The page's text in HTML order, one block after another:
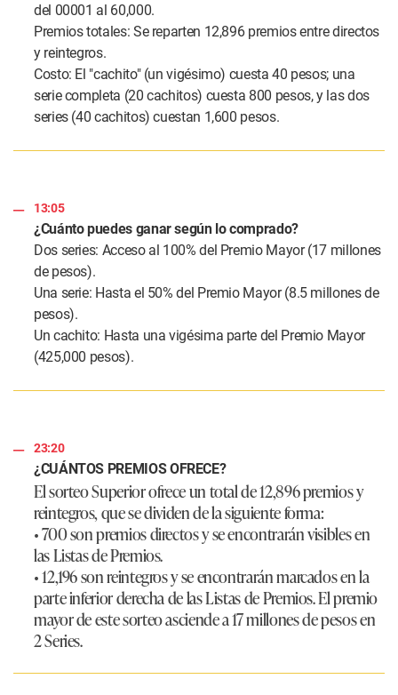
del 00001 al 60,000.
Premios totales: Se reparten 12,896 premios entre directos
y reintegros.
Costo: El "cachito" (un vigésimo) cuesta 40 pesos; una
serie completa (20 cachitos) cuesta 800 pesos, y las dos
series (40 cachitos) cuestan 1,600 pesos.
13:05
¿Cuánto puedes ganar según lo comprado?
Dos series: Acceso al 100% del Premio Mayor (17 millones
de pesos).
Una serie: Hasta el 50% del Premio Mayor (8.5 millones de
pesos).
Un cachito: Hasta una vigésima parte del Premio Mayor
(425,000 pesos).
23:20
¿CUÁNTOS PREMIOS OFRECE?
El sorteo Superior ofrece un total de 12,896 premios y
reintegros, que se dividen de la siguiente forma:
• 700 son premios directos y se encontrarán visibles en
las Listas de Premios.
• 12,196 son reintegros y se encontrarán marcados en la
parte inferior derecha de las Listas de Premios. El premio
mayor de este sorteo asciende a 17 millones de pesos en
2 Series.